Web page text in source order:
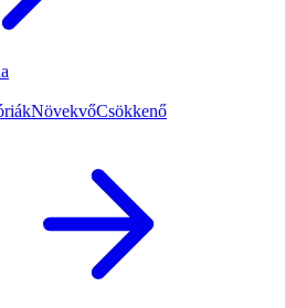
NövekvőCsökkenő